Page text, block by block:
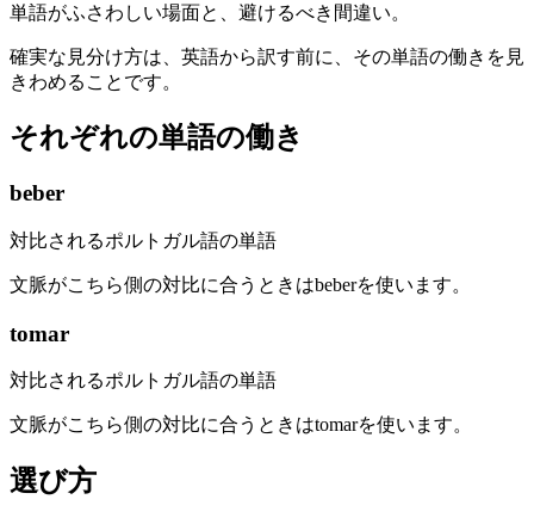
単語がふさわしい場面と、避けるべき間違い。
確実な見分け方は、英語から訳す前に、その単語の働きを見
きわめることです。
それぞれの単語の働き
beber
対比されるポルトガル語の単語
文脈がこちら側の対比に合うときはbeberを使います。
tomar
対比されるポルトガル語の単語
文脈がこちら側の対比に合うときはtomarを使います。
選び方